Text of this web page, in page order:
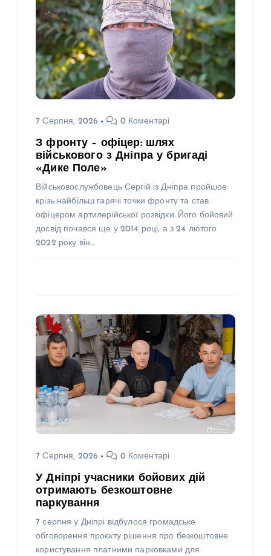
7 Серпня, 2026 0 Коментарі
З фронту – офіцер: шлях
військового з Дніпра у бригаді
«Дике Поле»
Військовослужбовець Сергій із Дніпра пройшов
крізь найбільш гарячі точки фронту та став
офіцером артилерійської розвідки. Його бойовий
досвід почався ще у 2014 році, а з 24 лютого
2022 року він…
7 Серпня, 2026 0 Коментарі
У Дніпрі учасники бойових дій
отримають безкоштовне
паркування
7 серпня у Дніпрі відбулося громадське
обговорення проєкту рішення про безкоштовне
користування платними парковками для